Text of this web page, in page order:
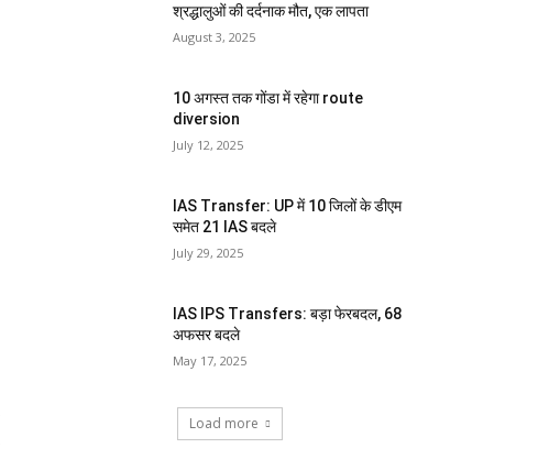
श्रद्धालुओं की दर्दनाक मौत, एक लापता
August 3, 2025
10 अगस्त तक गोंडा में रहेगा route
diversion
July 12, 2025
IAS Transfer: UP में 10 जिलों के डीएम
समेत 21 IAS बदले
July 29, 2025
IAS IPS Transfers: बड़ा फेरबदल, 68
अफसर बदले
May 17, 2025
Load more